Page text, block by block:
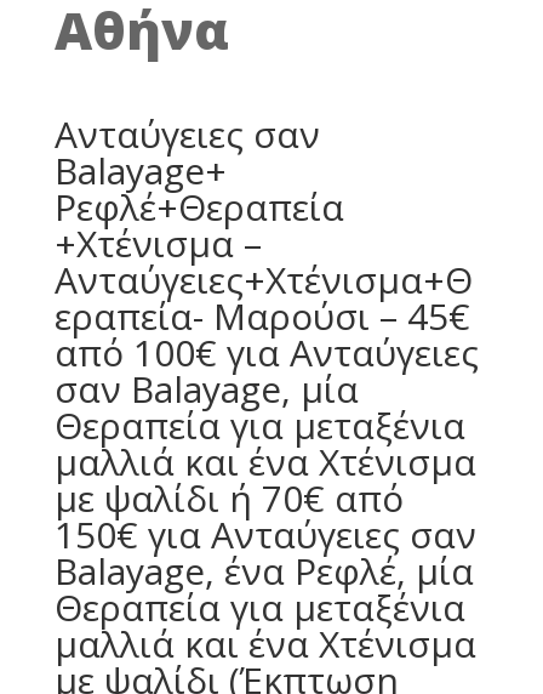
Αθήνα
Ανταύγειες σαν
Balayage+
Ρεφλέ+Θεραπεία
+Χτένισμα –
Ανταύγειες+Χτένισμα+Θ
εραπεία- Μαρούσι – 45€
από 100€ για Ανταύγειες
σαν Balayage, μία
Θεραπεία για μεταξένια
μαλλιά και ένα Χτένισμα
με ψαλίδι ή 70€ από
150€ για Ανταύγειες σαν
Balayage, ένα Ρεφλέ, μία
Θεραπεία για μεταξένια
μαλλιά και ένα Χτένισμα
με ψαλίδι (Έκπτωση